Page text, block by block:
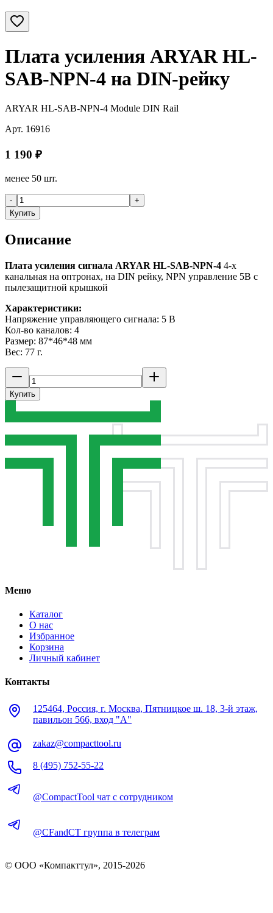
Плата усиления ARYAR HL-
SAB-NPN-4 на DIN-рейку
ARYAR HL-SAB-NPN-4 Module DIN Rail
Арт. 16916
1 190 ₽
менее 50 шт.
-
+
Купить
Описание
Плата усиления сигнала ARYAR HL-SAB-NPN-4 4-х
канальная на оптронах, на DIN рейку, NPN управление 5В с
пылезащитной крышкой
Характеристики:
Напряжение управляющего сигнала: 5 В
Кол-во каналов: 4
Размер: 87*46*48 мм
Вес: 77 г.
Купить
Меню
Каталог
О нас
Избранное
Корзина
Личный кабинет
Контакты
125464, Россия, г. Москва, Пятницкое ш. 18, 3-й этаж,
павильон 566, вход "А"
zakaz@compacttool.ru
8 (495) 752-55-22
@CompactTool чат с сотрудником
@CFandCT группа в телеграм
© OOO «Компакттул», 2015-2026